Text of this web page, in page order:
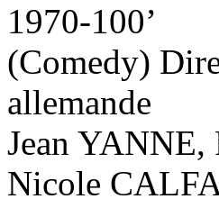
1970-100’
(Comedy)
allemande
Jean
Nicole